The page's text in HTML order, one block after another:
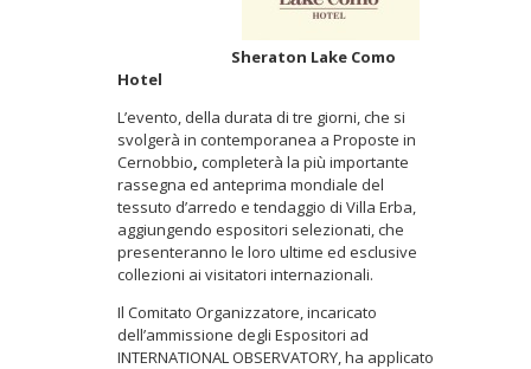
Sheraton Lake Como
Hotel
L’evento, della durata di tre giorni, che si
svolgerà in contemporanea a Proposte in
Cernobbio, completerà la più importante
rassegna ed anteprima mondiale del
tessuto d’arredo e tendaggio di Villa Erba,
aggiungendo espositori selezionati, che
presenteranno le loro ultime ed esclusive
collezioni ai visitatori internazionali.
Il Comitato Organizzatore, incaricato
dell’ammissione degli Espositori ad
INTERNATIONAL OBSERVATORY, ha applicato